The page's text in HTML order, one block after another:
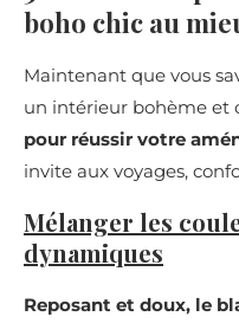
boho chic au
Maintenant que vous
un intérieur bohème et
pour réussir votre
invite aux voyages,
Mélanger les
dynamiques
Reposant et doux, le